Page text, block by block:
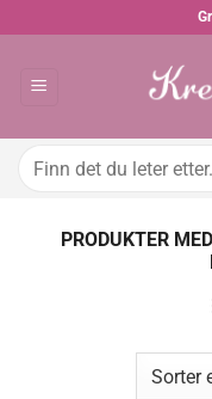
Søk
PRODUKTER